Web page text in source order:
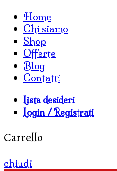
Home
Chi siamo
Shop
Offerte
Blog
Contatti
Lista desideri
Login / Registrati
Carrello
chiudi